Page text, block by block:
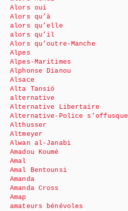
Alors oui
Alors qu’à
alors qu’elle
alors qu’il
Alors qu’outre-Manche
Alpes
Alpes-Maritimes
Alphonse Dianou
Alsace
Alta Tansió
alternative
Alternative Libertaire
Alternative-Police s’offusque
Althusser
Altmeyer
Alwan al-Janabi
Amadou Koumé
Amal
Amal Bentounsi
Amanda
Amanda Cross
Amap
amateurs bénévoles